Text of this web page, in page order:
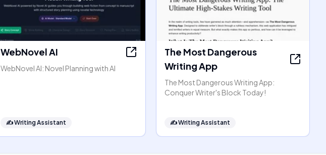
WebNovel AI
WebNovel AI: Novel Planning with AI
✍️Writing Assistant
The Most Dangerous
Writing App
The Most Dangerous Writing App:
Conquer Writer's Block Today!
✍️Writing Assistant